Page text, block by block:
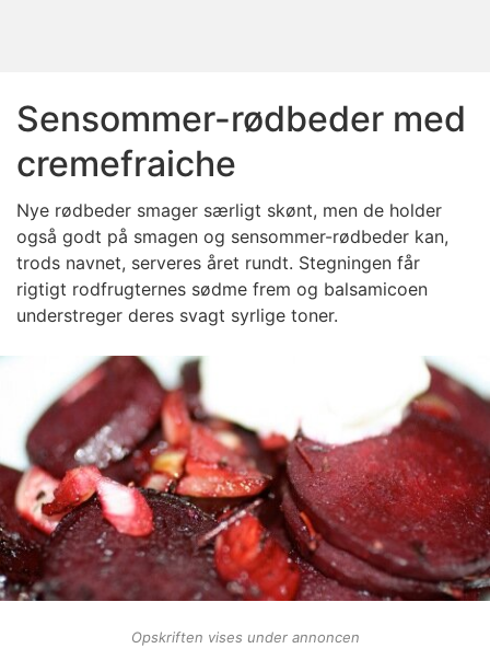
Sensommer-rødbeder med
cremefraiche
Nye rødbeder smager særligt skønt, men de holder
også godt på smagen og sensommer-rødbeder kan,
trods navnet, serveres året rundt. Stegningen får
rigtigt rodfrugternes sødme frem og balsamicoen
understreger deres svagt syrlige toner.
Opskriften vises under annoncen